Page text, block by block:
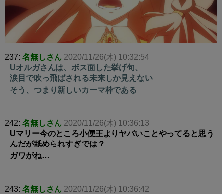
237: 名無しさん 2020/11/26(木) 10:32:54
Uオルガさんは、ボス面した挙げ句、
涙目で吹っ飛ばされる未来しか見えない
そう、つまり新しいカーマ枠である
242: 名無しさん 2020/11/26(木) 10:36:13
Uマリー今のところ小便王よりヤバいことやってると思う
んだが舐められすぎでは？
ガワがね…
243: 名無しさん 2020/11/26(木) 10:36:42